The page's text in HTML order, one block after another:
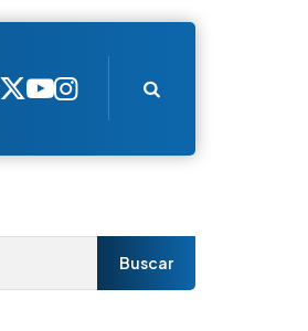
Buscar